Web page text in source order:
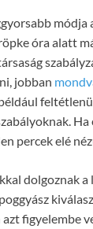
módja
óra alatt
jobban
Ha
percek elé
dolgoznak a
figyelembe